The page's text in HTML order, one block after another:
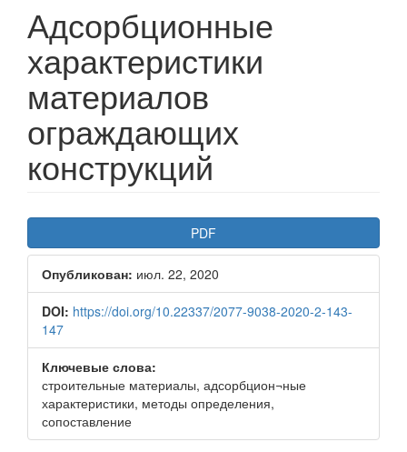
Адсорбционные
характеристики
материалов
ограждающих
конструкций
Боковая
панель
статьи
PDF
Опубликован: июл. 22, 2020
DOI: https://doi.org/10.22337/2077-9038-2020-2-143-
147
Ключевые слова:
строительные материалы, адсорбцион¬ные
характеристики, методы определения,
сопоставление